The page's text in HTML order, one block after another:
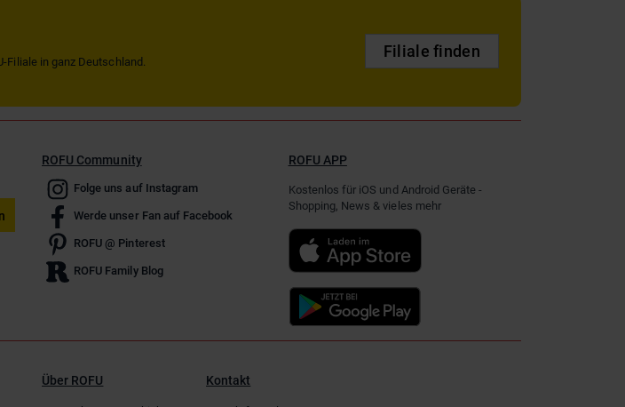
Filiale in ganz Deutschland.
Filiale finden
ROFU Community
Folge uns auf Instagram
Werde unser Fan auf Facebook
ROFU @ Pinterest
ROFU Family Blog
ROFU APP
Kostenlos für iOS und Android Geräte -
Shopping, News & vieles mehr
Über ROFU Kontakt